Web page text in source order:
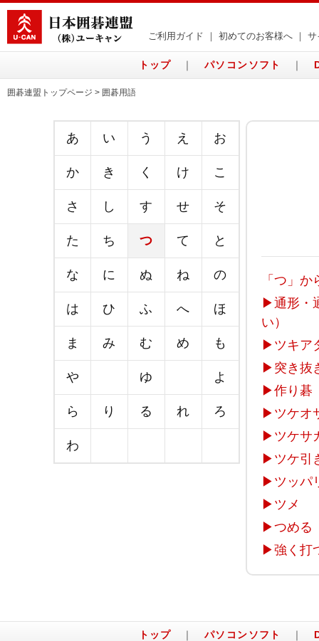
ご利用ガイド 初めてのお客様へ サ
トップ ｜ パソコンソフト ｜
囲碁連盟トップページ > 囲碁用語
あ い う え お
か き く け こ
さ し す せ そ
た ち つ て と
な に ぬ ね の
は ひ ふ へ ほ
ま み む め も
や ゆ よ
ら り る れ ろ
わ
「つ」
▶通形・
い）
▶ ツキア
▶ 突き抜
▶作り碁
▶ ツケオ
▶ ツケサ
▶ ツケ引
▶ ツッパ
▶ ツメ
▶つめる
▶強く打
トップ ｜ パソコンソフト ｜